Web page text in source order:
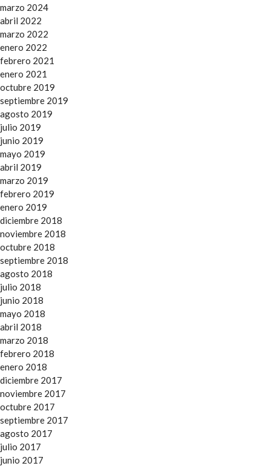
marzo 2024
abril 2022
marzo 2022
enero 2022
febrero 2021
enero 2021
octubre 2019
septiembre 2019
agosto 2019
julio 2019
junio 2019
mayo 2019
abril 2019
marzo 2019
febrero 2019
enero 2019
diciembre 2018
noviembre 2018
octubre 2018
septiembre 2018
agosto 2018
julio 2018
junio 2018
mayo 2018
abril 2018
marzo 2018
febrero 2018
enero 2018
diciembre 2017
noviembre 2017
octubre 2017
septiembre 2017
agosto 2017
julio 2017
junio 2017